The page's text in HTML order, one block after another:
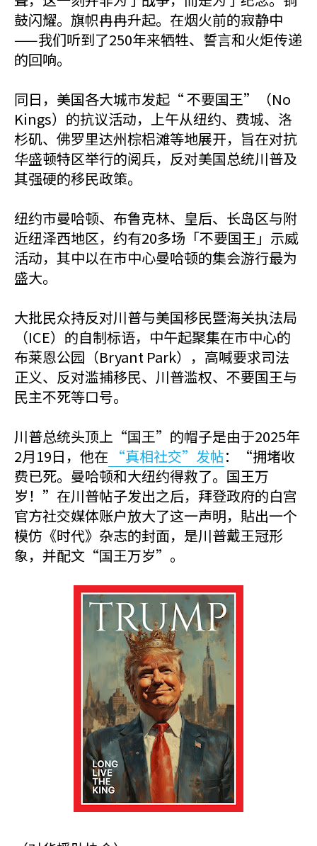
鼓闪耀。旗帜冉冉升起。在烟火前的寂静中
——我们听到了250年来牺牲、誓言和火炬传递
的回响。
同日，美国各大城市发起“ 不要国王”（No
Kings）的抗议活动，上午从纽约、费城、洛
杉矶、佛罗里达州棕梠滩等地展开，旨在对抗
华盛顿特区举行的阅兵，反对美国总统川普及
其强硬的移民政策。
纽约市曼哈顿、布鲁克林、皇后、长岛区与附
近纽泽西地区，约有20多场「不要国王」示威
活动，其中以在市中心曼哈顿的集会游行最为
盛大。
大批民众持反对川普与美国移民暨海关执法局
（ICE）的自制标语，中午起聚集在市中心的
布莱恩公园（Bryant Park），高喊要求司法
正义、反对滥捕移民、川普滥权、不要国王与
民主不死等口号。
川普总统头顶上 “国王”的帽子是由于2025年
2月19日，他在 “真相社交”发帖：“拥堵收
费已死。曼哈顿和大纽约得救了。国王万
岁！”在川普帖子发出之后，拜登政府的白宫
官方社交媒体账户放大了这一声明，貼出一个
模仿《时代》杂志的封面，是川普戴王冠形
象，并配文“国王万岁”。